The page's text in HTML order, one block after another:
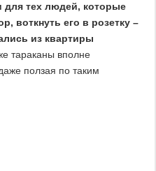
тех людей, которые
воткнуть его в розетку –
из квартиры
тараканы вполне
ползая по таким